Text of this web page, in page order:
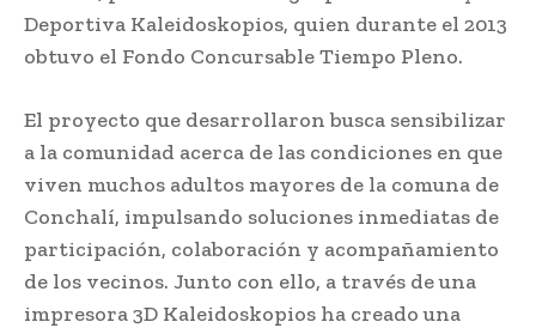
Deportiva Kaleidoskopios, quien durante el 2013
obtuvo el Fondo Concursable Tiempo Pleno.
El proyecto que desarrollaron busca sensibilizar
a la comunidad acerca de las condiciones en que
viven muchos adultos mayores de la comuna de
Conchalí, impulsando soluciones inmediatas de
participación, colaboración y acompañamiento
de los vecinos. Junto con ello, a través de una
impresora 3D Kaleidoskopios ha creado una